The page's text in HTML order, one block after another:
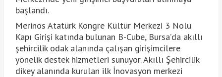
başlandı.
Merinos Atatürk Kongre Kültür Merkezi 3 Nolu
Kapı Girişi katında bulunan B-Cube, Bursa’da akıllı
şehircilik odak alanında çalışan girişimcilere
yönelik destek hizmetleri sunuyor. Akıllı Şehircilik
dikey alanında kurulan ilk İnovasyon merkezi